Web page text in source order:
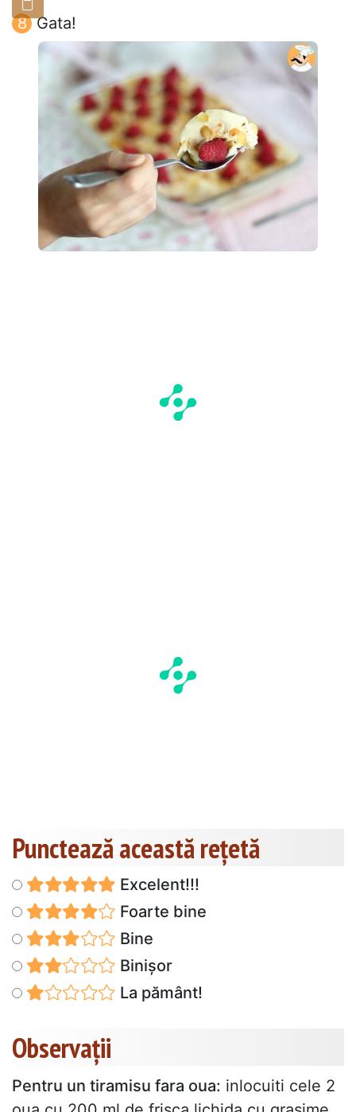
Gata!
Punctează această reţetă
Excelent!!!
Foarte bine
Bine
Binișor
La pământ!
Observații
Pentru un tiramisu fara oua: inlocuiti cele 2